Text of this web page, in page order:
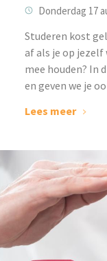
Donderdag 17
‌Studeren kost
af als je op
mee houden? In
en geven we je
Lees meer